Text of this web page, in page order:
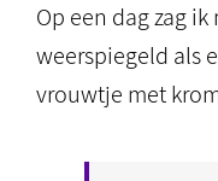
Op een dag zag
weerspiegeld als
vrouwtje met